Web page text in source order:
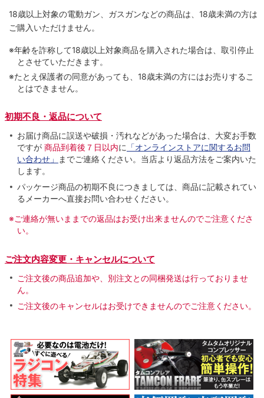
18歳以上対象の電動ガン、ガスガンなどの商品は、18歳未満の方は
ご購入いただけません。
※年齢を詐称して18歳以上対象商品を購入された場合は、取引停止
とさせていただきます。
※たとえ保護者の同意があっても、18歳未満の方にはお売りするこ
とはできません。
初期不良・返品について
お届け商品に誤送や破損・汚れなどがあった場合は、大変お手数
ですが 商品到着後７日以内に 「オンラインストアに関するお問
い合わせ」 までご連絡ください。当店より返品方法をご案内いた
します。
パッケージ商品の初期不良につきましては、商品に記載されてい
るメーカーへ直接お問い合わせください。
※ご連絡が無いままでの返品はお受け出来ませんのでご注意くださ
い。
ご注文内容変更・キャンセルについて
ご注文後の商品追加や、別注文との同梱発送は行っておりませ
ん。
ご注文後のキャンセルはお受けできませんのでご注意ください。